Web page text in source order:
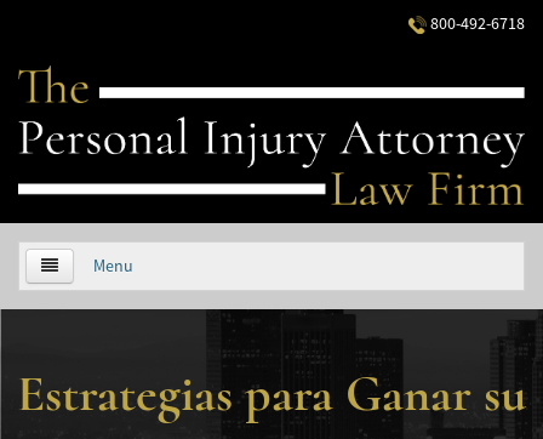
800-492-6718
Menu
PRACTICE AREAS
Estrategias para Ganar su